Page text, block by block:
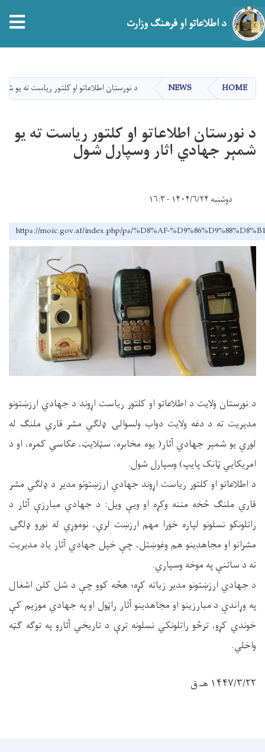
دانګل
د اطلاعاتو او فرهنګ وزارت
HOME
NEWS د نورستان اطلاعاتو او کلتور ریاست ته یو
د نورستان اطلاعاتو او کلتور ریاست ته یو
شمېر جهادي اثار وسپارل شول
دوشنبه ۱۴۰۴/۶/۲۴ - ۱۶:۳
https://moic.gov.af/index.php/ps/%D8%AF-
د نورستان ولایت د اطلاعاتو او کلتور ریاست اړوند د جهادي ارزښتونو
مدیریت ته د دغه ولایت دواب ولسوالۍ ډلګي مشر قاري ملنګ له
لوري یو شمېر جهادي آثار( یوه مخابره، سټلایټ، عکاسي کمره، او د
امریکایي ټانک پايپ) وسپارل شول.
د اطلاعاتو او کلتور ریاست اړوند جهادي ارزښتونو مدیر د ډلګي مشر
قاري ملنګ څخه مننه وکړه او ویې ویل: د جهادي مبارزې آثار د
راتلونکو نسلونو لپاره خورا مهم ارزښت لري، نوموړي له نورو ډلګۍ
مشرانو او مجاهدینو هم وغوښتل، چې خپل جهادي آثار یاد مدیریت
ته د ساتنې په موخه وسپاري.
د جهادي ارزښتونو مدیر زیاته کړه؛ هڅه کوو چې د شل کلن اشغال
په وړاندې د مبارزینو او مجاهدینو آثار راټول او په جهادي موزيم کې
خوندي کړو، ترڅو راتلونکي نسلونه ترې د تاریخي آثارو په توګه ګټه
واخلي.
۱۴۴۷/۳/۲۲ هـ ق